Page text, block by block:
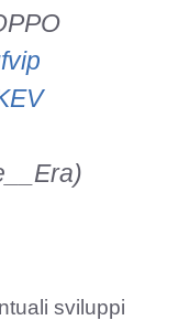
sviluppi